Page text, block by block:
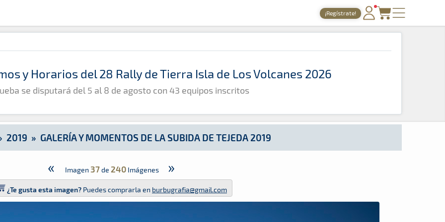
¡Regístrate!
PORTADA
TIEMPOS ONLINE
GALERÍAS
ARCHIVO
de Tejeda 2019
y Horarios del 28 Rally de Tierra Isla de Los Volcanes 2026
se disputará del 5 al 8 de agosto con 43 equipos inscritos
2019 » GALERÍA Y MOMENTOS DE LA SUBIDA DE TEJEDA 2019
« Imagen 37de 240 Imágenes »
¿Te gusta esta imagen? Puedes comprarla en burbugrafia@gmail.com